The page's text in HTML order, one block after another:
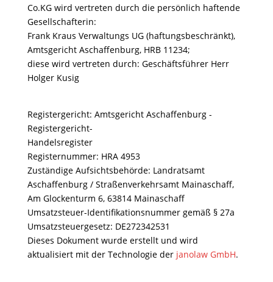
Co.KG wird vertreten durch die persönlich haftende
Gesellschafterin:
Frank Kraus Verwaltungs UG (haftungsbeschränkt),
Amtsgericht Aschaffenburg, HRB 11234;
diese wird vertreten durch: Geschäftsführer Herr
Holger Kusig
Registergericht: Amtsgericht Aschaffenburg -
Registergericht-
Handelsregister
Registernummer: HRA 4953
Zuständige Aufsichtsbehörde: Landratsamt
Aschaffenburg / Straßenverkehrsamt Mainaschaff,
Am Glockenturm 6, 63814 Mainaschaff
Umsatzsteuer-Identifikationsnummer gemäß § 27a
Umsatzsteuergesetz: DE272342531
Dieses Dokument wurde erstellt und wird
aktualisiert mit der Technologie der janolaw GmbH.